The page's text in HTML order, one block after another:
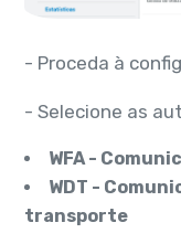
- Proceda à
- Selecione as
WFA -
WDT -
transporte